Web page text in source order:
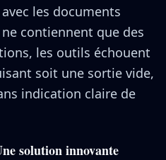
les documents
contiennent que des
les outils échouent
soit une sortie vide,
indication claire de
solution innovante